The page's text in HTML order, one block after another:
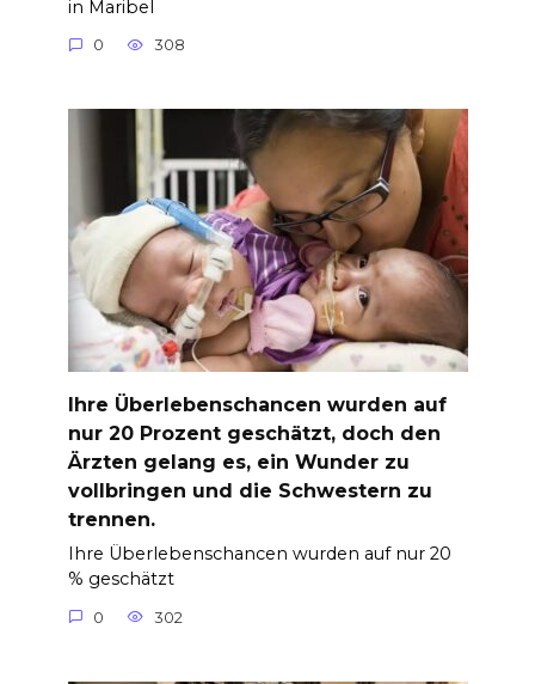
in Maribel
0 308
Ihre Überlebenschancen wurden auf
nur 20 Prozent geschätzt, doch den
Ärzten gelang es, ein Wunder zu
vollbringen und die Schwestern zu
trennen.
Ihre Überlebenschancen wurden auf nur 20
% geschätzt
0 302